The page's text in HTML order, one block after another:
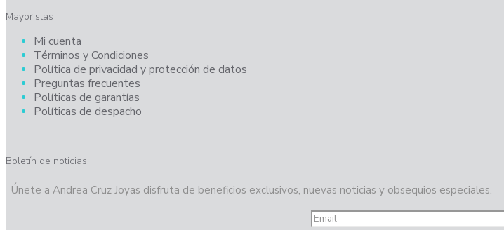
Mayoristas
Mi cuenta
Términos y Condiciones
Política de privacidad y protección de datos
Preguntas frecuentes
Políticas de garantías
Políticas de despacho
Boletín de noticias
Únete a Andrea Cruz Joyas disfruta de beneficios exclusivos, nuevas noticias y obsequios especiales.